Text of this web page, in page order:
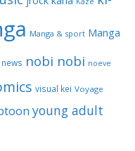
Manga & sport Manga
news nobi nobi noeve
visual kei Voyage
young adult